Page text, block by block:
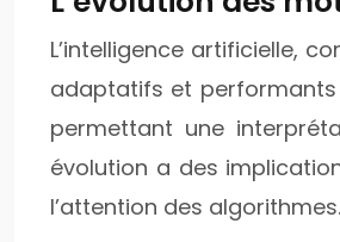
L’intelligence artificielle,
adaptatifs et performants
permettant une
évolution a des
l’attention des algorithmes.